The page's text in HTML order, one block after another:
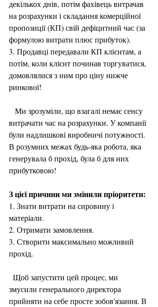
декількох днів, потім фахівець витрачав
на розрахунки і складання комерційної
пропозиції (КП) свій дефіцитний час (за
формулою витрати плюс прибуток).
3. Продавці передавали КП клієнтам, а
потім, коли клієнт починав торгуватися,
домовлялися з ним про ціну нижче
ринкової!
витрачати час на розрахунки. У компанії
були надлишкові виробничі потужності.
В розумних межах будь-яка робота, яка
генерувала б прохід, була б для них
прибутковою!
З цієї причини ми змінили пріоритети:
1. Знати витрати на сировину і
матеріали.
2. Отримати замовлення.
3. Створити максимально можливий
прохід.
змусили генерального директора
прийняти на себе просте зобов'язання. В